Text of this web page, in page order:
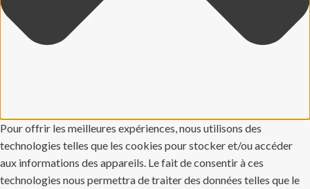
Pour offrir les meilleures expériences, nous utilisons des
technologies telles que les cookies pour stocker et/ou accéder
aux informations des appareils. Le fait de consentir à ces
technologies nous permettra de traiter des données telles que le